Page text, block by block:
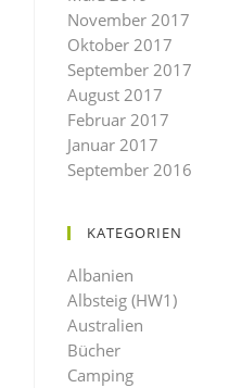
November 2017
Oktober 2017
September 2017
August 2017
Februar 2017
Januar 2017
September 2016
KATEGORIEN
Albanien
Albsteig (HW1)
Australien
Bücher
Camping